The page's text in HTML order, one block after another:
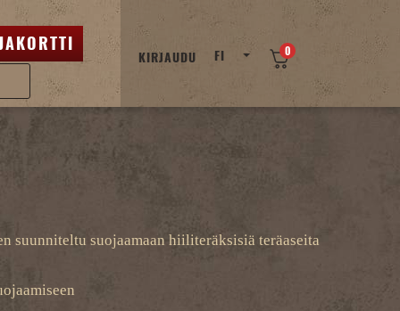
KIRJAUDU FI 0
suunniteltu suojaamaan hiiliteräksisiä teräaseita